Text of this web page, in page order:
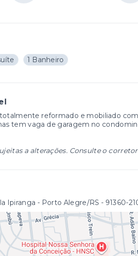
1 Banheiro
reformado e mobiliado
tem vaga de garagem no
a alterações. Consulte o
Ipiranga - Porto Alegre/RS - 91360-